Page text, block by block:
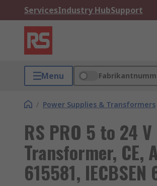
ServicesIndustry HubSupport
Menu
/ Power Supplies & Transformers
RS PRO 5 to 24
Transformer, CE,
615581, IECBSEN